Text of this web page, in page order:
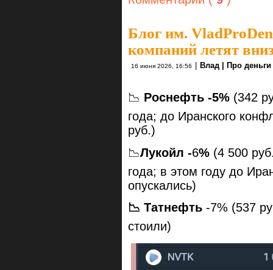
Блог им.
компаний летят
16 июня 2026, 16:56 | Влад | Про деньги
📉 Роснефть -5% (342
года; до Иранского
руб.)
📉Лукойл -6% (4 500
года; в этом году до
опускались)
📉 Татнефть -7% (537
стоили)